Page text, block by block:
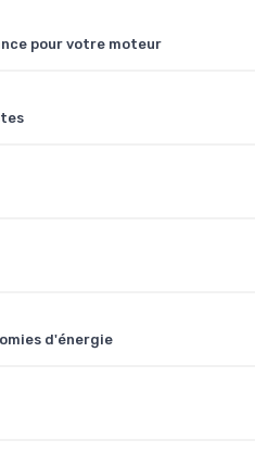
pour votre moteur
d'énergie